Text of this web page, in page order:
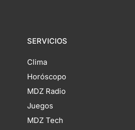
SERVICIOS
Clima
Horóscopo
MDZ Radio
Juegos
MDZ Tech